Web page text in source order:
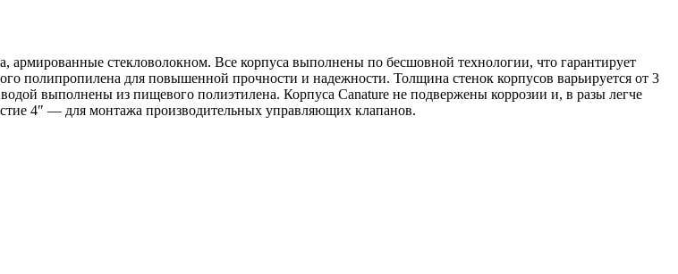
стекловолокном. Все корпуса выполнены по бесшовной технологии, что гарантирует
полипропилена для повышенной прочности и надежности. Толщина стенок корпусов варьируется от 3
выполнены из пищевого полиэтилена. Корпуса Canature не подвержены коррозии и, в разы легче
4″ — для монтажа производительных управляющих клапанов.